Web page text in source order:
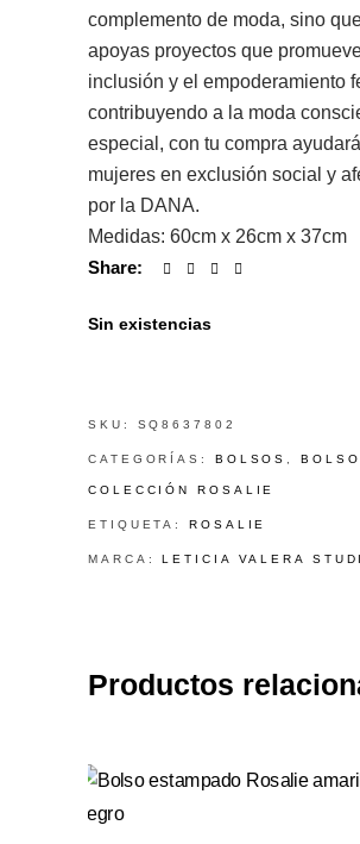
complemento de moda, sino
apoyas proyectos que
inclusión y el empoderamiento
contribuyendo a la moda
especial, con tu compra
mujeres en exclusión social y
por la DANA.
Medidas: 60cm x 26cm x 37cm
Share:
Sin existencias
SKU: SQ8637802
CATEGORÍAS: BOLSOS ,
COLECCIÓN ROSALIE
ETIQUETA:ROSALIE
MARCA:LETICIA VALERA
Productos